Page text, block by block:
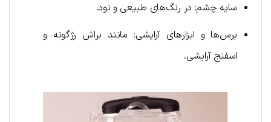
سایه چشم: در رنگ‌های طبیعی و نود.
برس‌ها و ابزارهای آرایشی: مانند براش رژگونه و
اسفنج آرایشی.